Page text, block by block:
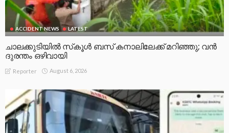
ACCIDENT NEWS LATEST
ചാലക്കുടിയിൽ സ്‌കൂൾ ബസ് കനാലിലേക്ക് മറിഞ്ഞു; വൻ
ദുരന്തം ഒഴിവായി
Reporter August 6, 2026